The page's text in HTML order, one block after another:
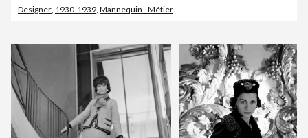
Designer 1930-1939 Mannequin - Métier